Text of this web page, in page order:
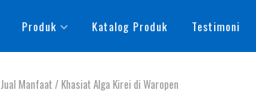
Produk Katalog Produk Testimoni
Jual Manfaat / Khasiat Alga Kirei di Waropen